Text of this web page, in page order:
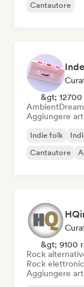
Cantautore
&gt;
Ambient
Aggiungere
Indie folk
Cantautore
&gt; 9100
Rock
Rock
Aggiungere